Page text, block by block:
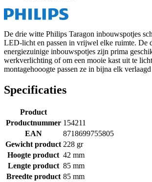
De drie witte Philips Taragon inbouwspotjes
LED-licht en passen in vrijwel elke ruimte. De
energiezuinige inbouwspotjes zijn prima
werkverlichting of om een mooie kast uit te
montagehooogte passen ze in bijna elk
Specificaties
Product
Productnummer 154211
EAN
8718699755805
Gewicht product 228 gr
Hoogte product 42 mm
Lengte product 85 mm
Breedte product 85 mm